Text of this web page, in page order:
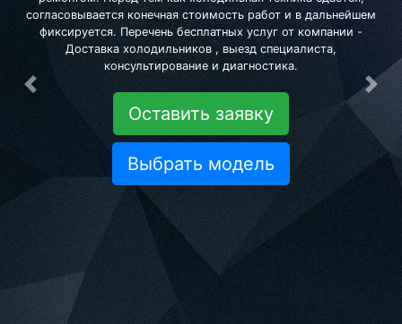
согласовывается конечная стоимость работ и в дальнейшем
фиксируется. Перечень бесплатных услуг от компании -
Доставка холодильников , выезд специалиста,
консультирование и диагностика.
Оставить заявку
Выбрать модель
Предыдущая